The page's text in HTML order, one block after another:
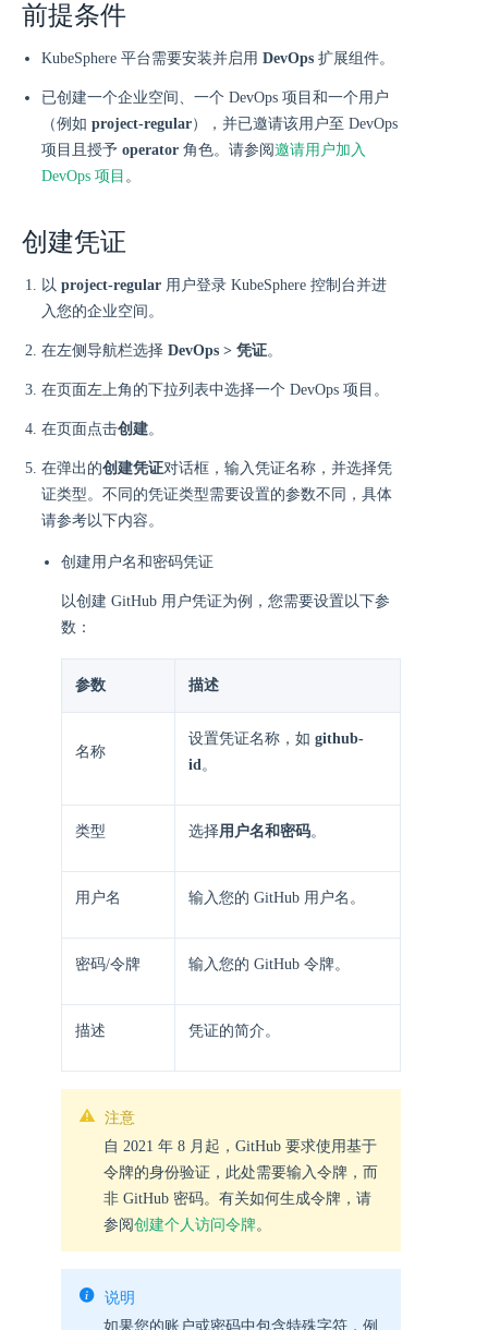
前提条件
KubeSphere 平台需要安装并启用 DevOps 扩展组件。
已创建一个企业空间、一个 DevOps 项目和一个用户
（例如 project-regular），并已邀请该用户至 DevOps
项目且授予 operator 角色。请参阅邀请用户加入
DevOps 项目 。
创建凭证
以 project-regular 用户登录 KubeSphere 控制台并进
入您的企业空间。
在左侧导航栏选择 DevOps > 凭证。
在页面左上角的下拉列表中选择一个 DevOps 项目。
在页面点击创建。
在弹出的创建凭证对话框，输入凭证名称，并选择凭
证类型。不同的凭证类型需要设置的参数不同，具体
请参考以下内容。
创建用户名和密码凭证
以创建 GitHub 用户凭证为例，您需要设置以下参
数：
参数 描述
名称
设置凭证名称，如 github-
id。
类型 选择用户名和密码。
用户名 输入您的 GitHub 用户名。
密码/令牌 输入您的 GitHub 令牌。
描述 凭证的简介。
注意
自 2021 年 8 月起，GitHub 要求使用基于
令牌的身份验证，此处需要输入令牌，而
非 GitHub 密码。有关如何生成令牌，请
参阅创建个人访问令牌。
说明
如果您的账户或密码中包含特殊字符，例